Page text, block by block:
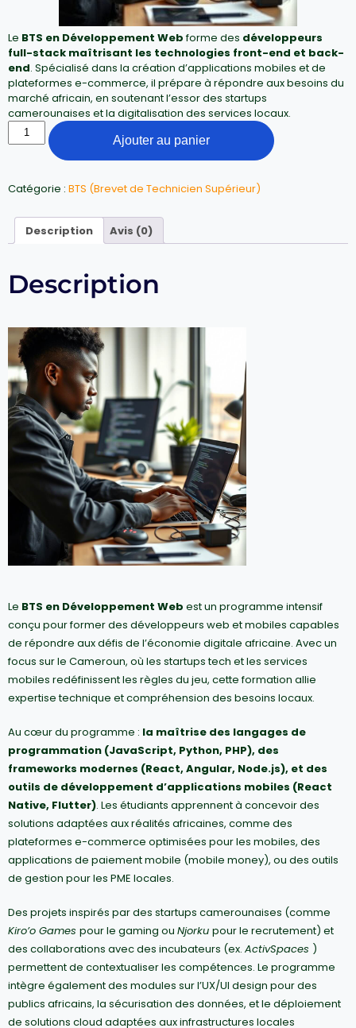
Le BTS en Développement Webforme des développeurs
full-stack maîtrisant les technologies front-end et back-
end. Spécialisé dans la création d’applications mobiles et de
plateformes e-commerce, il prépare à répondre aux besoins du
marché africain, en soutenant l’essor des startups
camerounaises et la digitalisation des services locaux.
Ajouter au panier
Catégorie : BTS (Brevet de Technicien Supérieur)
Description Avis (0)
Description
Le BTS en Développement Web est un programme intensif
conçu pour former des développeurs web et mobiles capables
de répondre aux défis de l’économie digitale africaine. Avec un
focus sur le Cameroun, où les startups tech et les services
mobiles redéfinissent les règles du jeu, cette formation allie
expertise technique et compréhension des besoins locaux.
Au cœur du programme : la maîtrise des langages de
programmation (JavaScript, Python, PHP), des
frameworks modernes (React, Angular, Node.js), et des
outils de développement d’applications mobiles (React
Native, Flutter). Les étudiants apprennent à concevoir des
solutions adaptées aux réalités africaines, comme des
plateformes e-commerce optimisées pour les mobiles, des
applications de paiement mobile (mobile money), ou des outils
de gestion pour les PME locales.
Des projets inspirés par des startups camerounaises (comme
Kiro’o Games pour le gaming ou Njorku pour le recrutement) et
des collaborations avec des incubateurs (ex. ActivSpaces )
permettent de contextualiser les compétences. Le programme
intègre également des modules sur l’UX/UI design pour des
publics africains, la sécurisation des données, et le déploiement
de solutions cloud adaptées aux infrastructures locales